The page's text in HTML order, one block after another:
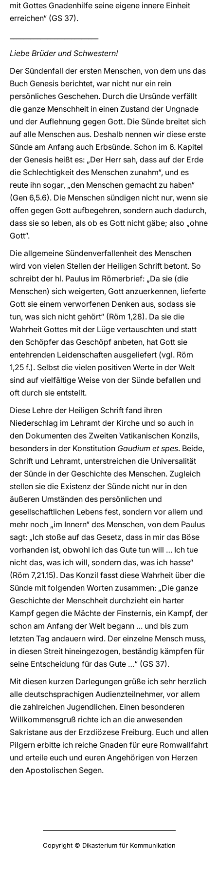
mit Gottes Gnadenhilfe seine eigene innere Einheit
erreichen“ (GS 37).
Liebe Brüder und Schwestern!
Der Sündenfall der ersten Menschen, von dem uns das
Buch Genesis berichtet, war nicht nur ein rein
persönliches Geschehen. Durch die Ursünde verfällt
die ganze Menschheit in einen Zustand der Ungnade
und der Auflehnung gegen Gott. Die Sünde breitet sich
auf alle Menschen aus. Deshalb nennen wir diese erste
Sünde am Anfang auch Erbsünde. Schon im 6. Kapitel
der Genesis heißt es: „Der Herr sah, dass auf der Erde
die Schlechtigkeit des Menschen zunahm“, und es
reute ihn sogar, „den Menschen gemacht zu haben“
(Gen 6,5.6). Die Menschen sündigen nicht nur, wenn sie
offen gegen Gott aufbegehren, sondern auch dadurch,
dass sie so leben, als ob es Gott nicht gäbe; also „ohne
Gott“.
Die allgemeine Sündenverfallenheit des Menschen
wird von vielen Stellen der Heiligen Schrift betont. So
schreibt der hl. Paulus im Römerbrief: „Da sie (die
Menschen) sich weigerten, Gott anzuerkennen, lieferte
Gott sie einem verworfenen Denken aus, sodass sie
tun, was sich nicht gehört“ (Röm 1,28). Da sie die
Wahrheit Gottes mit der Lüge vertauschten und statt
den Schöpfer das Geschöpf anbeten, hat Gott sie
entehrenden Leidenschaften ausgeliefert (vgl. Röm
1,25 f.). Selbst die vielen positiven Werte in der Welt
sind auf vielfältige Weise von der Sünde befallen und
oft durch sie entstellt.
Diese Lehre der Heiligen Schrift fand ihren
Niederschlag im Lehramt der Kirche und so auch in
den Dokumenten des Zweiten Vatikanischen Konzils,
besonders in der Konstitution Gaudium et spes. Beide,
Schrift und Lehramt, unterstreichen die Universalität
der Sünde in der Geschichte des Menschen. Zugleich
stellen sie die Existenz der Sünde nicht nur in den
äußeren Umständen des persönlichen und
gesellschaftlichen Lebens fest, sondern vor allem und
mehr noch „im Innern“ des Menschen, von dem Paulus
sagt: „Ich stoße auf das Gesetz, dass in mir das Böse
vorhanden ist, obwohl ich das Gute tun will … Ich tue
nicht das, was ich will, sondern das, was ich hasse“
(Röm 7,21.15). Das Konzil fasst diese Wahrheit über die
Sünde mit folgenden Worten zusammen: „Die ganze
Geschichte der Menschheit durchzieht ein harter
Kampf gegen die Mächte der Finsternis, ein Kampf, der
schon am Anfang der Welt begann … und bis zum
letzten Tag andauern wird. Der einzelne Mensch muss,
in diesen Streit hineingezogen, beständig kämpfen für
seine Entscheidung für das Gute …“ (GS 37).
Mit diesen kurzen Darlegungen grüße ich sehr herzlich
alle deutschsprachigen Audienzteilnehmer, vor allem
die zahlreichen Jugendlichen. Einen besonderen
Willkommensgruß richte ich an die anwesenden
Sakristane aus der Erzdiözese Freiburg. Euch und allen
Pilgern erbitte ich reiche Gnaden für eure Romwallfahrt
und erteile euch und euren Angehörigen von Herzen
den Apostolischen Segen.
Copyright © Dikasterium für Kommunikation